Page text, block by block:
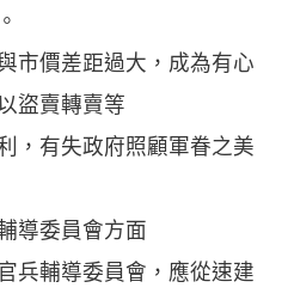
價差距過大，成為有心
盜賣轉賣等
，有失政府照顧軍眷之美
委員會方面
輔導委員會，應從速建